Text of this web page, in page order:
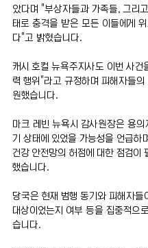
았다며 "부상자들과 가족들, 그리
태로 충격을 받은 모든 이들에게
다"고 밝혔습니다.
캐시 호컬 뉴욕주지사도 이번 사건
력 행위"라고 규정하며 피해자들의
원했습니다.
마크 레빈 뉴욕시 감사원장은 용의
기 상태에 있었을 가능성을 언급하
건강 안전망의 허점에 대한 점검이
했습니다.
당국은 현재 범행 동기와 피해자들
대상이었는지 여부 등을 집중적으
습니다.